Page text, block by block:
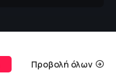
Προβολή όλων